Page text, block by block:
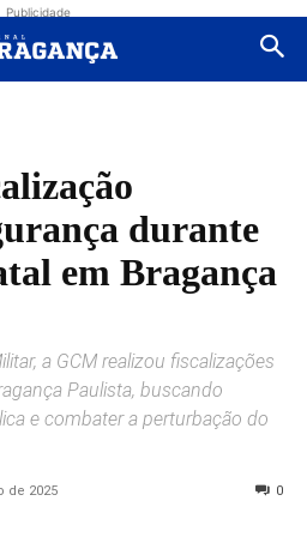
Publicidade
durante
em Bragança
a GCM realizou fiscalizações
Paulista, buscando
e combater a perturbação do
de 2025 0